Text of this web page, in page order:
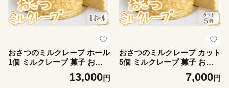
おさつのミルクレープ ホール
1個 ミルクレープ 菓子 お菓
子 洋菓子 デザート クレープ
芋 サツマイモ スイーツ さつ
13,000円
おさつのミルクレープ カット
5個 ミルクレープ 菓子 お菓
子 洋菓子 デザート クレープ
芋 サツマイモ 冷凍 スイーツ
7,000円